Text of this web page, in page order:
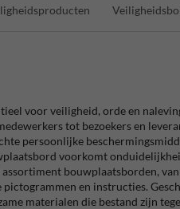
voor veiligheid, orde en
tot bezoekers en
persoonlijke
voorkomt
bouwplaatsborden,
en instructies.
materialen die bestand zijn